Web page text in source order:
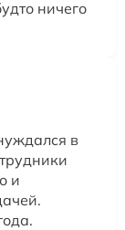
ничего
в
и